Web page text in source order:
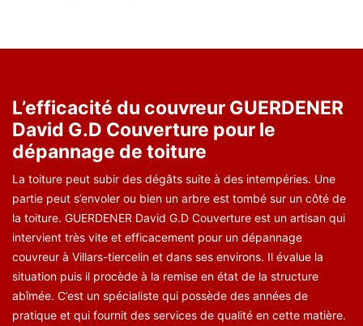
L’efficacité du couvreur GUERDENER
David G.D Couverture pour le
dépannage de toiture
La toiture peut subir des dégâts suite à des intempéries. Une
partie peut s’envoler ou bien un arbre est tombé sur un côté de
la toiture. GUERDENER David G.D Couverture est un artisan qui
intervient très vite et efficacement pour un dépannage
couvreur à Villars-tiercelin et dans ses environs. Il évalue la
situation puis il procède à la remise en état de la structure
abîmée. C’est un spécialiste qui possède des années de
pratique et qui fournit des services de qualité en cette matière.